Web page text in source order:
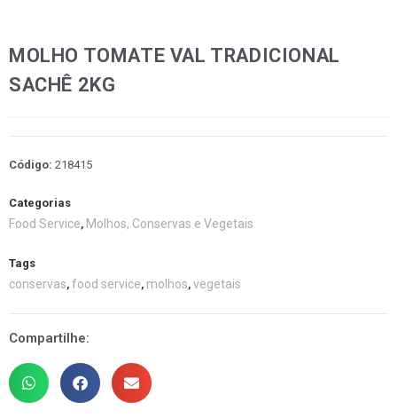
MOLHO TOMATE VAL TRADICIONAL
SACHÊ 2KG
Código: 218415
Categorias
Food Service, Molhos, Conservas e Vegetais
Tags
conservas, food service, molhos, vegetais
Compartilhe: